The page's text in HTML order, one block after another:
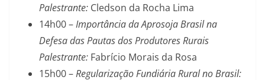
Palestrante: Cledson da Rocha Lima
14h00 –Importância da Aprosoja Brasil na
Defesa das Pautas dos Produtores Rurais
Palestrante: Fabrício Morais da Rosa
15h00 –Regularização Fundiária Rural no Brasil: